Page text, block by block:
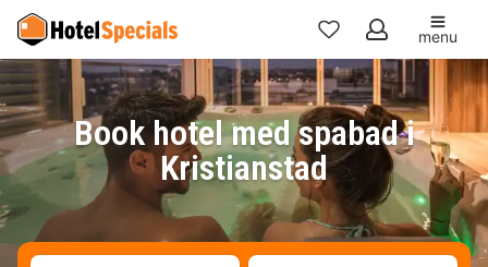
Mine
favoritter
menu
Book hotel med spabad i
Kristianstad